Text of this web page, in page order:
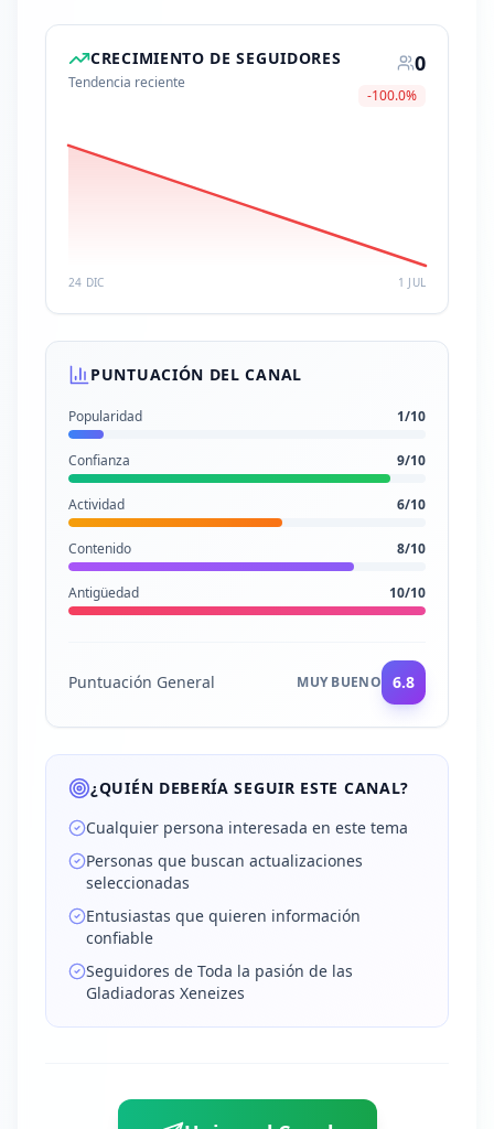
CRECIMIENTO DE SEGUIDORES
Tendencia reciente
0
-100.0%
24 DIC 1 JUL
PUNTUACIÓN DEL CANAL
Popularidad 1/10
Confianza 9/10
Actividad 6/10
Contenido 8/10
Antigüedad 10/10
Puntuación General MUY BUENO 6.8
¿QUIÉN DEBERÍA SEGUIR ESTE CANAL?
Cualquier persona interesada en este tema
Personas que buscan actualizaciones
seleccionadas
Entusiastas que quieren información
confiable
Seguidores de Toda la pasión de las
Gladiadoras Xeneizes